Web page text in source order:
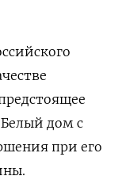
дом с
при его